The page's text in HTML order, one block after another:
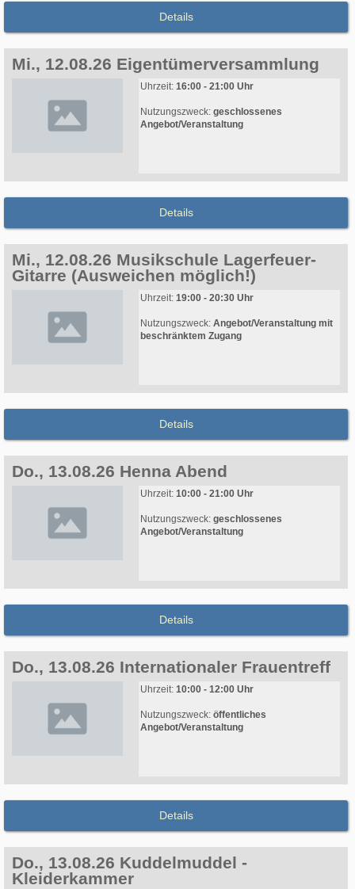
Details
Mi., 12.08.26 Eigentümerversammlung
Uhrzeit: 16:00 - 21:00 Uhr
Nutzungszweck: geschlossenes
Angebot/Veranstaltung
Details
Mi., 12.08.26 Musikschule Lagerfeuer-
Gitarre (Ausweichen möglich!)
Uhrzeit: 19:00 - 20:30 Uhr
Nutzungszweck: Angebot/Veranstaltung mit
beschränktem Zugang
Details
Do., 13.08.26 Henna Abend
Uhrzeit: 10:00 - 21:00 Uhr
Nutzungszweck: geschlossenes
Angebot/Veranstaltung
Details
Do., 13.08.26 Internationaler Frauentreff
Uhrzeit: 10:00 - 12:00 Uhr
Nutzungszweck: öffentliches
Angebot/Veranstaltung
Details
Do., 13.08.26 Kuddelmuddel -
Kleiderkammer